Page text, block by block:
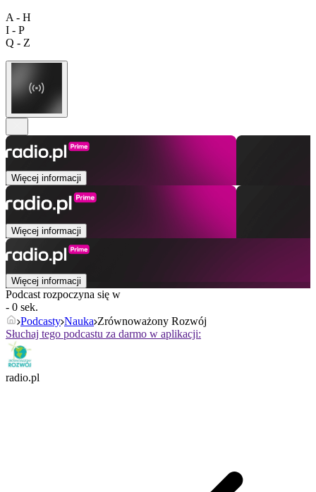
A - H
I - P
Q - Z
Więcej informacji
Więcej informacji
Więcej informacji
Podcast rozpoczyna się w
- 0 sek.
Podcasty Nauka Zrównoważony Rozwój
Słuchaj tego podcastu za darmo w aplikacji:
radio.pl